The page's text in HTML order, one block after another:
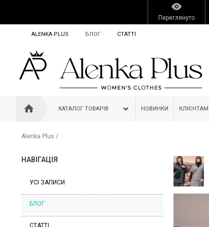
Переглянуто
ALENKA PLUS БЛОГ СТАТТІ
КАТАЛОГ ТОВАРІВ НОВИНКИ КЛІЄНТАМ
Alenka Plus /
НАВІГАЦІЯ
УСІ ЗАПИСИ
БЛОГ
СТАТТІ